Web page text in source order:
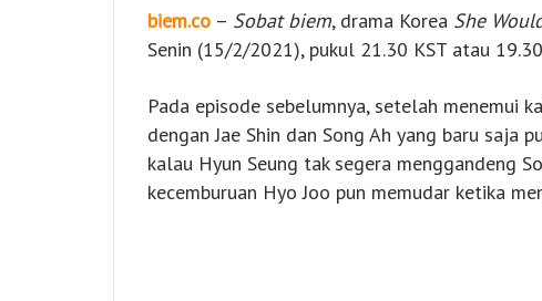
biem.co – Sobat biem, drama Korea She
Senin (15/2/2021), pukul 21.30 KST atau
Pada episode sebelumnya, setelah menemui
dengan Jae Shin dan Song Ah yang baru saja
kalau Hyun Seung tak segera menggandeng
kecemburuan Hyo Joo pun memudar ketika